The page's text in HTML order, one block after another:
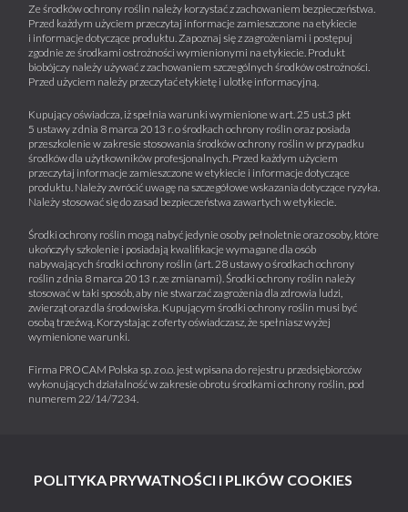
Ze środków ochrony roślin należy korzystać z zachowaniem bezpieczeństwa.
Przed każdym użyciem przeczytaj informacje zamieszczone na etykiecie
i informacje dotyczące produktu. Zapoznaj się z zagrożeniami i postępuj
zgodnie ze środkami ostrożności wymienionymi na etykiecie. Produkt
biobójczy należy używać z zachowaniem szczególnych środków ostrożności.
Przed użyciem należy przeczytać etykietę i ulotkę informacyjną.
Kupujący oświadcza, iż spełnia warunki wymienione w art. 25 ust.3 pkt
5 ustawy z dnia 8 marca 2013 r. o środkach ochrony roślin oraz posiada
przeszkolenie w zakresie stosowania środków ochrony roślin w przypadku
środków dla użytkowników profesjonalnych. Przed każdym użyciem
przeczytaj informacje zamieszczone w etykiecie i informacje dotyczące
produktu. Należy zwrócić uwagę na szczegółowe wskazania dotyczące ryzyka.
Należy stosować się do zasad bezpieczeństwa zawartych w etykiecie.
Środki ochrony roślin mogą nabyć jedynie osoby pełnoletnie oraz osoby, które
ukończyły szkolenie i posiadają kwalifikacje wymagane dla osób
nabywających środki ochrony roślin (art. 28 ustawy o środkach ochrony
roślin z dnia 8 marca 2013 r. ze zmianami). Środki ochrony roślin należy
stosować w taki sposób, aby nie stwarzać zagrożenia dla zdrowia ludzi,
zwierząt oraz dla środowiska. Kupującym środki ochrony roślin musi być
osobą trzeźwą. Korzystając z oferty oświadczasz, że spełniasz wyżej
wymienione warunki.
Firma PROCAM Polska sp. z o.o. jest wpisana do rejestru przedsiębiorców
wykonujących działalność w zakresie obrotu środkami ochrony roślin, pod
numerem 22/14/7234.
POLITYKA PRYWATNOŚCI I PLIKÓW COOKIES